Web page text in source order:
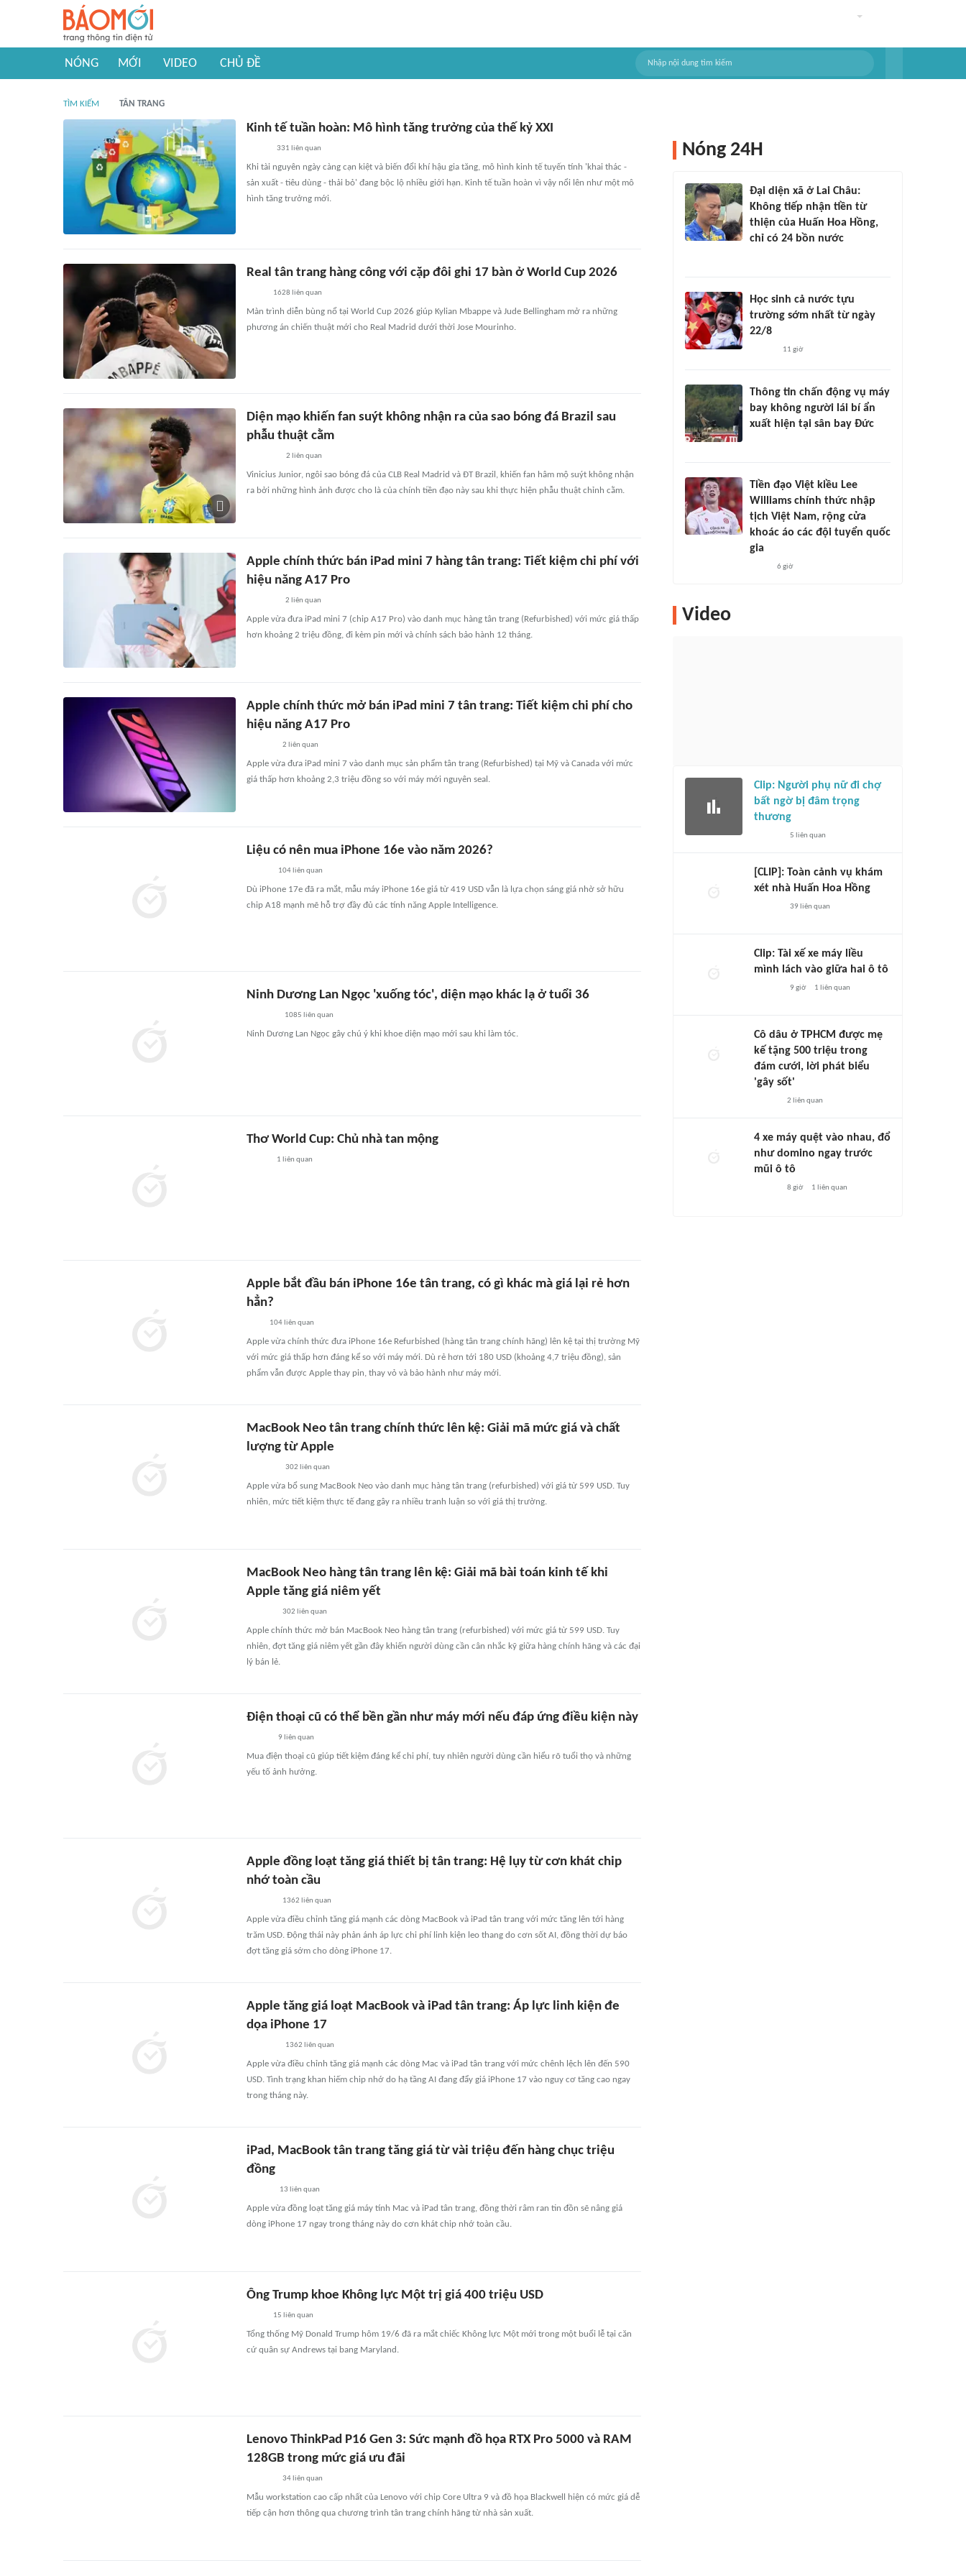
NÓNG MỚI VIDEO CHỦ ĐỀ
TÌM KIẾM TÂN TRANG
Kinh tế tuần hoàn: Mô hình tăng trưởng của thế kỷ XXI
331 liên quan
Khi tài nguyên ngày càng cạn kiệt và biến đổi khí hậu gia tăng, mô hình kinh tế tuyến tính 'khai thác -
sản xuất - tiêu dùng - thải bỏ' đang bộc lộ nhiều giới hạn. Kinh tế tuần hoàn vì vậy nổi lên như một mô
hình tăng trưởng mới.
Real tân trang hàng công với cặp đôi ghi 17 bàn ở World Cup 2026
1628 liên quan
Màn trình diễn bùng nổ tại World Cup 2026 giúp Kylian Mbappe và Jude Bellingham mở ra những
phương án chiến thuật mới cho Real Madrid dưới thời Jose Mourinho.
Diện mạo khiến fan suýt không nhận ra của sao bóng đá Brazil sau
phẫu thuật cằm
2 liên quan
Vinicius Junior, ngôi sao bóng đá của CLB Real Madrid và ĐT Brazil, khiến fan hâm mộ suýt không nhận
ra bởi những hình ảnh được cho là của chính tiền đạo này sau khi thực hiện phẫu thuật chỉnh cằm.
Apple chính thức bán iPad mini 7 hàng tân trang: Tiết kiệm chi phí với
hiệu năng A17 Pro
2 liên quan
Apple vừa đưa iPad mini 7 (chip A17 Pro) vào danh mục hàng tân trang (Refurbished) với mức giá thấp
hơn khoảng 2 triệu đồng, đi kèm pin mới và chính sách bảo hành 12 tháng.
Apple chính thức mở bán iPad mini 7 tân trang: Tiết kiệm chi phí cho
hiệu năng A17 Pro
2 liên quan
Apple vừa đưa iPad mini 7 vào danh mục sản phẩm tân trang (Refurbished) tại Mỹ và Canada với mức
giá thấp hơn khoảng 2,3 triệu đồng so với máy mới nguyên seal.
Liệu có nên mua iPhone 16e vào năm 2026?
104 liên quan
Dù iPhone 17e đã ra mắt, mẫu máy iPhone 16e giá từ 419 USD vẫn là lựa chọn sáng giá nhờ sở hữu
chip A18 mạnh mẽ hỗ trợ đầy đủ các tính năng Apple Intelligence.
Ninh Dương Lan Ngọc 'xuống tóc', diện mạo khác lạ ở tuổi 36
1085 liên quan
Ninh Dương Lan Ngọc gây chú ý khi khoe diện mạo mới sau khi làm tóc.
Thơ World Cup: Chủ nhà tan mộng
1 liên quan
Apple bắt đầu bán iPhone 16e tân trang, có gì khác mà giá lại rẻ hơn
hẳn?
104 liên quan
Apple vừa chính thức đưa iPhone 16e Refurbished (hàng tân trang chính hãng) lên kệ tại thị trường Mỹ
với mức giá thấp hơn đáng kể so với máy mới. Dù rẻ hơn tới 180 USD (khoảng 4,7 triệu đồng), sản
phẩm vẫn được Apple thay pin, thay vỏ và bảo hành như máy mới.
MacBook Neo tân trang chính thức lên kệ: Giải mã mức giá và chất
lượng từ Apple
302 liên quan
Apple vừa bổ sung MacBook Neo vào danh mục hàng tân trang (refurbished) với giá từ 599 USD. Tuy
nhiên, mức tiết kiệm thực tế đang gây ra nhiều tranh luận so với giá thị trường.
MacBook Neo hàng tân trang lên kệ: Giải mã bài toán kinh tế khi
Apple tăng giá niêm yết
302 liên quan
Apple chính thức mở bán MacBook Neo hàng tân trang (refurbished) với mức giá từ 599 USD. Tuy
nhiên, đợt tăng giá niêm yết gần đây khiến người dùng cần cân nhắc kỹ giữa hàng chính hãng và các đại
lý bán lẻ.
Điện thoại cũ có thể bền gần như máy mới nếu đáp ứng điều kiện này
9 liên quan
Mua điện thoại cũ giúp tiết kiệm đáng kể chi phí, tuy nhiên người dùng cần hiểu rõ tuổi thọ và những
yếu tố ảnh hưởng.
Apple đồng loạt tăng giá thiết bị tân trang: Hệ lụy từ cơn khát chip
nhớ toàn cầu
1362 liên quan
Apple vừa điều chỉnh tăng giá mạnh các dòng MacBook và iPad tân trang với mức tăng lên tới hàng
trăm USD. Động thái này phản ánh áp lực chi phí linh kiện leo thang do cơn sốt AI, đồng thời dự báo
đợt tăng giá sớm cho dòng iPhone 17.
Apple tăng giá loạt MacBook và iPad tân trang: Áp lực linh kiện đe
dọa iPhone 17
1362 liên quan
Apple vừa điều chỉnh tăng giá mạnh các dòng Mac và iPad tân trang với mức chênh lệch lên đến 590
USD. Tình trạng khan hiếm chip nhớ do hạ tầng AI đang đẩy giá iPhone 17 vào nguy cơ tăng cao ngay
trong tháng này.
iPad, MacBook tân trang tăng giá từ vài triệu đến hàng chục triệu
đồng
13 liên quan
Apple vừa đồng loạt tăng giá máy tính Mac và iPad tân trang, đồng thời râm ran tin đồn sẽ nâng giá
dòng iPhone 17 ngay trong tháng này do cơn khát chip nhớ toàn cầu.
Ông Trump khoe Không lực Một trị giá 400 triệu USD
15 liên quan
Tổng thống Mỹ Donald Trump hôm 19/6 đã ra mắt chiếc Không lực Một mới trong một buổi lễ tại căn
cứ quân sự Andrews tại bang Maryland.
Lenovo ThinkPad P16 Gen 3: Sức mạnh đồ họa RTX Pro 5000 và RAM
128GB trong mức giá ưu đãi
34liên quan
Mẫu workstation cao cấp nhất của Lenovo với chip Core Ultra 9 và đồ họa Blackwell hiện có mức giá dễ
tiếp cận hơn thông qua chương trình tân trang chính hãng từ nhà sản xuất.
Nóng 24H
Đại diện xã ở Lai Châu:
Không tiếp nhận tiền từ
thiện của Huấn Hoa Hồng,
chỉ có 24 bồn nước
Học sinh cả nước tựu
trường sớm nhất từ ngày
22/8
11 giờ
Thông tin chấn động vụ máy
bay không người lái bí ẩn
xuất hiện tại sân bay Đức
Tiền đạo Việt kiều Lee
Williams chính thức nhập
tịch Việt Nam, rộng cửa
khoác áo các đội tuyển quốc
gia
6 giờ
Video
Clip: Người phụ nữ đi chợ
bất ngờ bị đâm trọng
thương
5 liên quan
[CLIP]: Toàn cảnh vụ khám
xét nhà Huấn Hoa Hồng
39 liên quan
Clip: Tài xế xe máy liều
mình lách vào giữa hai ô tô
9 giờ 1 liên quan
Cô dâu ở TPHCM được mẹ
kế tặng 500 triệu trong
đám cưới, lời phát biểu
'gây sốt'
2 liên quan
4 xe máy quệt vào nhau, đổ
như domino ngay trước
mũi ô tô
8 giờ 1 liên quan